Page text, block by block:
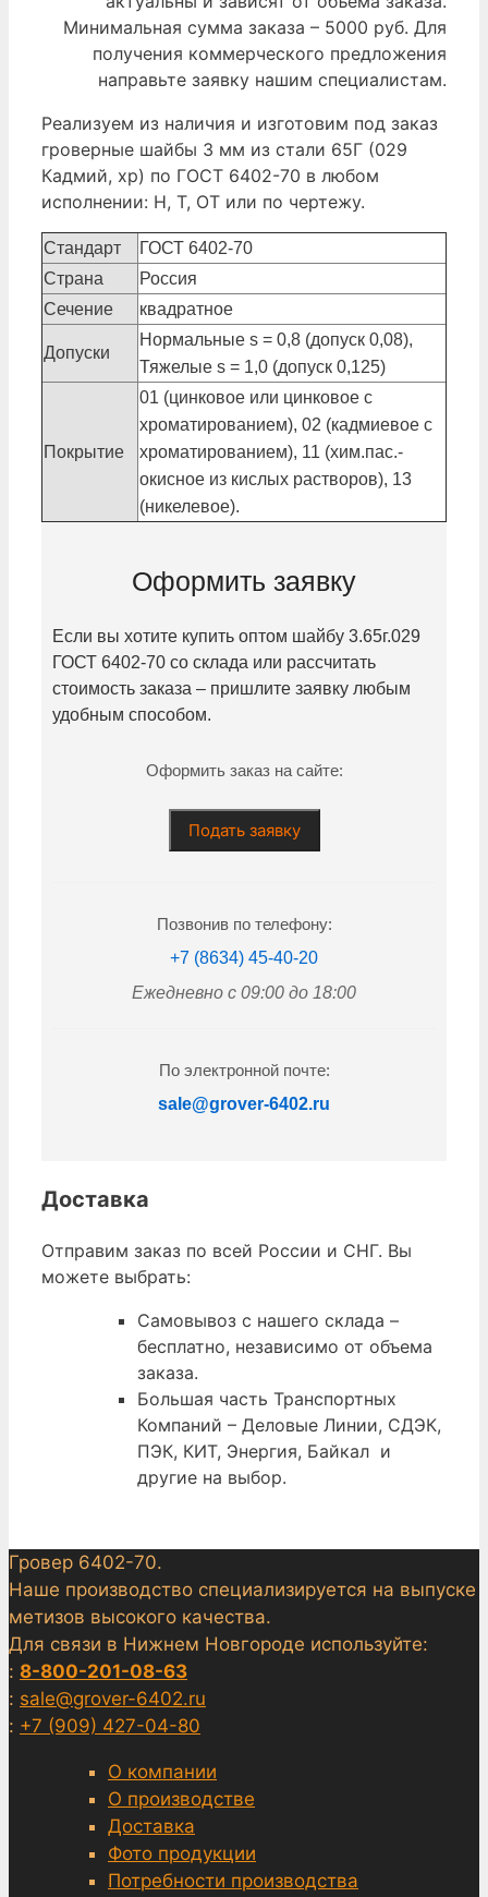
Минимальная сумма заказа – 5000 руб. Для
получения коммерческого предложения
направьте заявку нашим специалистам.
Реализуем из наличия и изготовим под заказ
гроверные шайбы 3 мм из стали 65Г (029
Кадмий, хр) по ГОСТ 6402-70 в любом
исполнении: Н, Т, ОТ или по чертежу.
Стандарт
ГОСТ 6402-70
Страна
Россия
Сечение
квадратное
Допуски
Нормальные s = 0,8 (допуск 0,08),
Тяжелые s = 1,0 (допуск 0,125)
Покрытие
01 (цинковое или цинковое с
хроматированием), 02 (кадмиевое с
хроматированием), 11 (хим.пас.-
окисное из кислых растворов), 13
(никелевое).
Оформить заявку
Если вы хотите купить оптом шайбу 3.65г.029
ГОСТ 6402-70 со склада или рассчитать
стоимость заказа – пришлите заявку любым
удобным способом.
Оформить заказ на сайте:
Подать заявку
Позвонив по телефону:
+7 (8634) 45-40-20
Ежедневно с 09:00 до 18:00
По электронной почте:
sale@grover-6402.ru
Доставка
Отправим заказ по всей России и СНГ. Вы
можете выбрать:
Самовывоз с нашего склада –
бесплатно, независимо от объема
заказа.
Большая часть Транспортных
Компаний – Деловые Линии, СДЭК,
ПЭК, КИТ, Энергия, Байкал и
другие на выбор.
Гровер 6402-70.
Наше производство специализируется на выпуске
метизов высокого качества.
Для связи в Нижнем Новгороде используйте:
: 8-800-201-08-63
: sale@grover-6402.ru
: +7 (909) 427-04-80
О компании
О производстве
Доставка
Фото продукции
Потребности производства